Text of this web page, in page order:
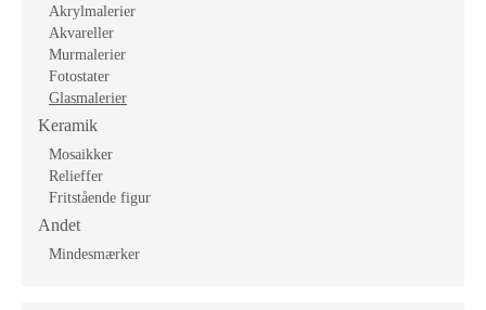
Akrylmalerier
Akvareller
Murmalerier
Fotostater
Glasmalerier
Keramik
Mosaikker
Relieffer
Fritstående figur
Andet
Mindesmærker